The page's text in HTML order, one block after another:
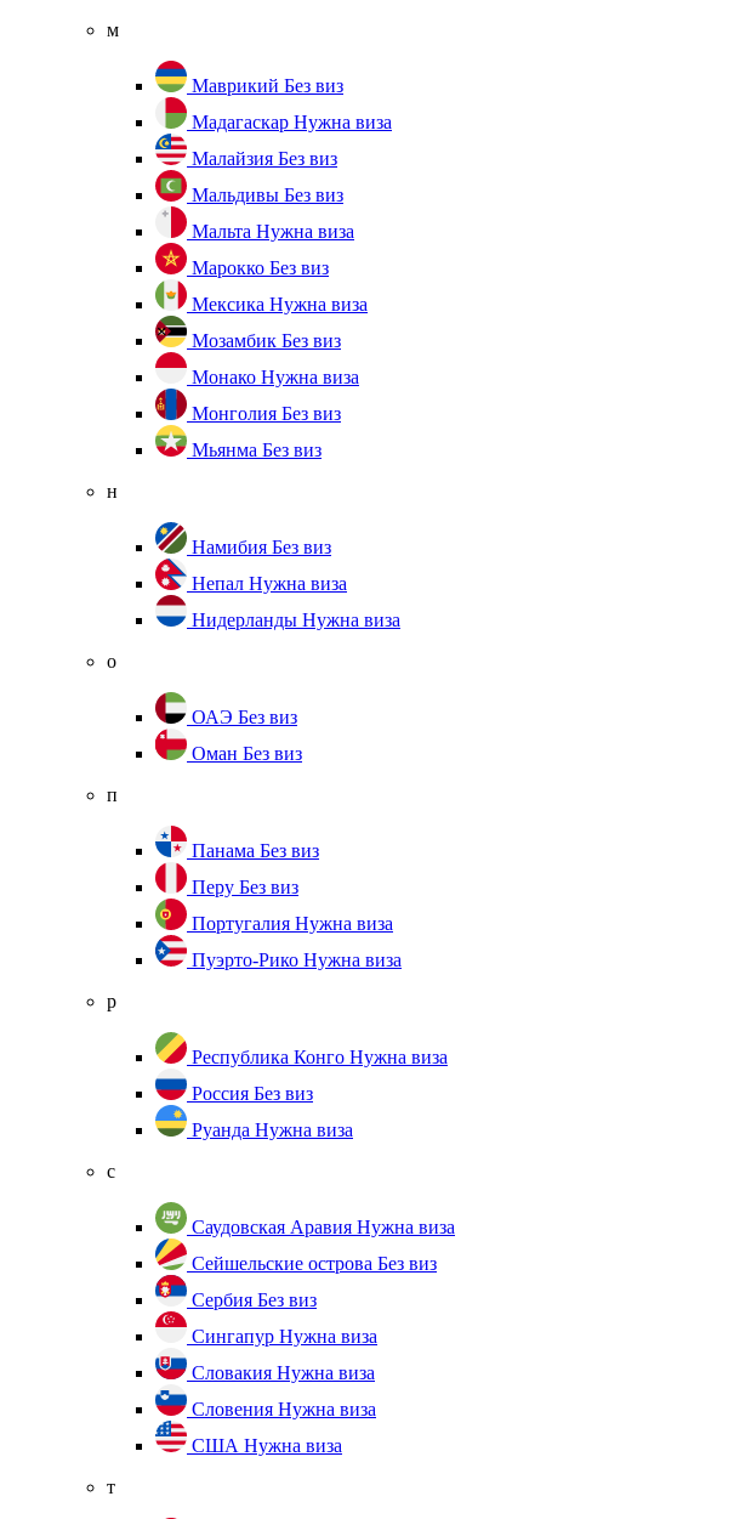
м
Маврикий Без виз
Мадагаскар Нужна виза
Малайзия Без виз
Мальдивы Без виз
Мальта Нужна виза
Марокко Без виз
Мексика Нужна виза
Мозамбик Без виз
Монако Нужна виза
Монголия Без виз
Мьянма Без виз
н
Намибия Без виз
Непал Нужна виза
Нидерланды Нужна виза
о
ОАЭ Без виз
Оман Без виз
п
Панама Без виз
Перу Без виз
Португалия Нужна виза
Пуэрто-Рико Нужна виза
р
Республика Конго Нужна виза
Россия Без виз
Руанда Нужна виза
с
Саудовская Аравия Нужна виза
Сейшельские острова Без виз
Сербия Без виз
Сингапур Нужна виза
Словакия Нужна виза
Словения Нужна виза
США Нужна виза
т